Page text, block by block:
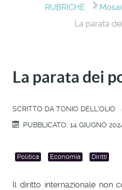
RUBRICHE
La parata
La parata dei
SCRITTO DA TONIO DELL'OLIO
PUBBLICATO: 14 GIUGNO
Politica Economia Diritti
Il diritto internazionale non